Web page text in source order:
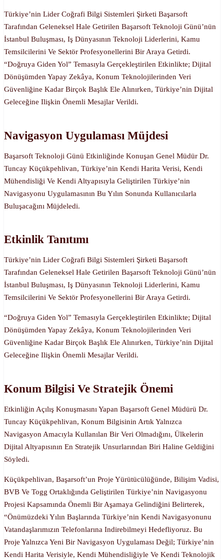
Türkiye’nin Lider Coğrafi Bilgi Sistemleri Şirketi Başarsoft
Tarafından Geleneksel Hale Getirilen Başarsoft Teknoloji Günü’nün
İstanbul Buluşması, Iş Dünyasının Teknoloji Liderlerini, Kamu
Temsilcilerini Ve Sektör Profesyonellerini Bir Araya Getirdi.
“Doğruya Giden Yol” Temasıyla Gerçekleştirilen Etkinlikte; Dijital
Dönüşümden Yapay Zekâya, Konum Teknolojilerinden Veri
Güvenliğine Kadar Birçok Başlık Ele Alınırken, Türkiye’nin Dijital
Geleceğine Ilişkin Önemli Mesajlar Verildi.
Navigasyon Uygulaması Müjdesi
Başarsoft Teknoloji Günü Etkinliğinde Konuşan Genel Müdür Dr.
Tuncay Küçükpehlivan, Türkiye’nin Kendi Harita Verisi, Kendi
Mühendisliği Ve Kendi Altyapısıyla Geliştirilen Türkiye’nin
Navigasyonu Uygulamasının Bu Yılın Sonunda Kullanıcılarla
Buluşacağını Müjdeledi.
Etkinlik Tanıtımı
Türkiye’nin Lider Coğrafi Bilgi Sistemleri Şirketi Başarsoft
Tarafından Geleneksel Hale Getirilen Başarsoft Teknoloji Günü’nün
İstanbul Buluşması, Iş Dünyasının Teknoloji Liderlerini, Kamu
Temsilcilerini Ve Sektör Profesyonellerini Bir Araya Getirdi.
“Doğruya Giden Yol” Temasıyla Gerçekleştirilen Etkinlikte; Dijital
Dönüşümden Yapay Zekâya, Konum Teknolojilerinden Veri
Güvenliğine Kadar Birçok Başlık Ele Alınırken, Türkiye’nin Dijital
Geleceğine Ilişkin Önemli Mesajlar Verildi.
Konum Bilgisi Ve Stratejik Önemi
Etkinliğin Açılış Konuşmasını Yapan Başarsoft Genel Müdürü Dr.
Tuncay Küçükpehlivan, Konum Bilgisinin Artık Yalnızca
Navigasyon Amacıyla Kullanılan Bir Veri Olmadığını, Ülkelerin
Dijital Altyapısının En Stratejik Unsurlarından Biri Haline Geldiğini
Söyledi.
Küçükpehlivan, Başarsoft’un Proje Yürütücülüğünde, Bilişim Vadisi,
BVB Ve Togg Ortaklığında Geliştirilen Türkiye’nin Navigasyonu
Projesi Kapsamında Önemli Bir Aşamaya Gelindiğini Belirterek,
“Önümüzdeki Yılın Başlarında Türkiye’nin Kendi Navigasyonunu
Vatandaşlarımızın Telefonlarına Indirebilmeyi Hedefliyoruz. Bu
Proje Yalnızca Yeni Bir Navigasyon Uygulaması Değil; Türkiye’nin
Kendi Harita Verisiyle, Kendi Mühendisliğiyle Ve Kendi Teknolojik